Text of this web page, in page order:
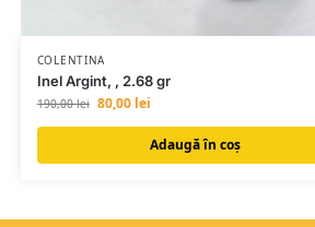
COLENTINA
Inel Argint, , 2.68 gr
190,00lei 80,00 lei
Adaugă în coș